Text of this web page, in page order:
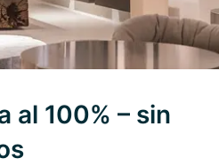
al 100% – sin